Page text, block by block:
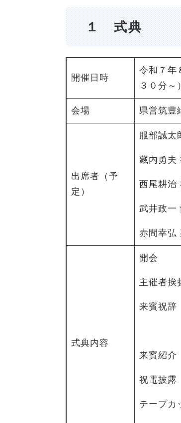
１ 式典
開催日時
令和７年
３０分～）
会場 県営筑豊
出席者（予
定）
服部誠太
藏内勇夫
西尾耕治
武井政一
赤間幸弘
式典内容
開会
主催者挨
来賓祝辞
武井
来賓紹介
祝電披露
テープカ